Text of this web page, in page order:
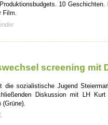
10
Film.
screening mit
die sozialistische Jugend
Diskussion mit LH
(Grüne).